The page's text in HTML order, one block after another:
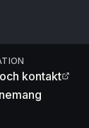
kontakt